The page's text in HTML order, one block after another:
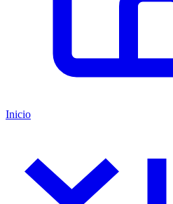
Inicio